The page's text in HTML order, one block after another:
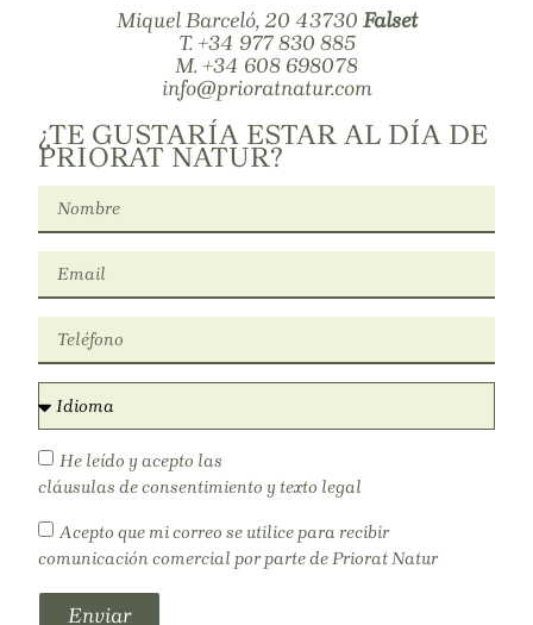
Miquel Barceló, 20 43730 Falset
T.+34 977 830 885
M. +34 608 698078
info@prioratnatur.com
¿TE GUSTARÍA ESTAR AL DÍA DE
PRIORAT NATUR?
He leído y acepto las
cláusulas de consentimiento y texto legal
Acepto que mi correo se utilice para recibir
comunicación comercial por parte de Priorat Natur
Enviar